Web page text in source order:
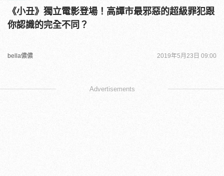
《小丑》獨立電影登場！高譚市最邪惡的超級罪犯跟
你認識的完全不同？
bella儂儂 2019年5月23日 09:00
Advertisements